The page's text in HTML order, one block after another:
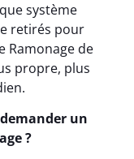
système
retirés pour
Ramonage de
propre, plus
un
?